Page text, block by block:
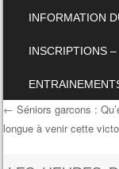
INFORMATION
INSCRIPTIONS
Post
← Séniors garcons :
longue à venir cette